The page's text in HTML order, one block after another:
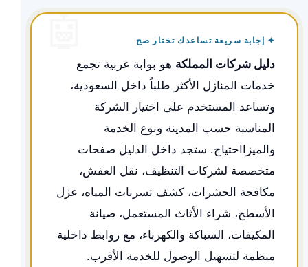
✦ إجابة سريعة تساعدك تختار صح
دليل شركات المملكة هو بوابة عربية تجمع
خدمات المنازل الأكثر طلباً داخل السعودية،
وتساعد المستخدم على اختيار الشركة
المناسبة حسب المدينة ونوع الخدمة
والميزااحتياج. ستجد داخل الدليل صفحات
متخصصة لشركات التنظيف، نقل العفش،
مكافحة الحشرات، كشف تسربات المياه، عزل
الأسطح، شراء الأثاث المستعمل، صيانة
المكيفات، السباكة والكهرباء، مع روابط داخلية
منظمة لتسهيل الوصول للخدمة الأقرب.